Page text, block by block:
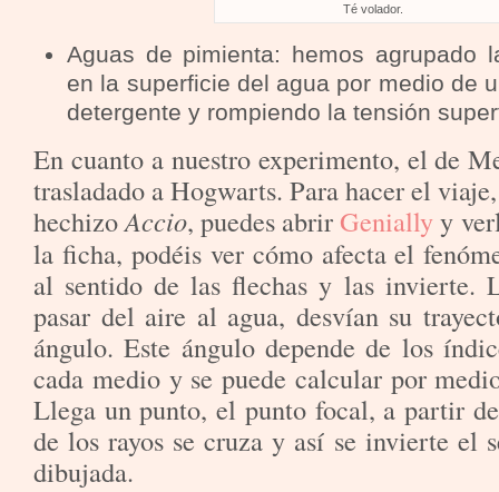
Té volador.
Aguas de pimienta: hemos agrupado
en la superficie del agua por medio de
detergente y rompiendo la tensión
En cuanto a nuestro experimento, el de
trasladado a Hogwarts. Para hacer el
hechizoAccio, puedes abrir Geniallyy
la ficha, podéis ver cómo afecta el
al sentido de las flechas y las invierte.
pasar del aire al agua, desvían su
ángulo. Este ángulo depende de los
cada medio y se puede calcular por
Llega un punto, el punto focal, a partir
de los rayos se cruza y así se invierte el
dibujada.